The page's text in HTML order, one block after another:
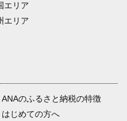
エリア
エリア
ANAのふるさと納税の特徴
はじめての方へ